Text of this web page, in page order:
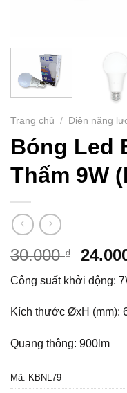
Trang chủ / Điện năng
Bóng Led
Thấm 9W
30.000₫
Công suất khởi động:
Kích thước ØxH (mm):
Quang thông: 900lm
Mã: KBNL79